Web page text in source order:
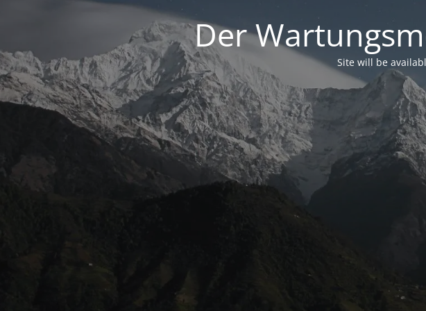
Der
Site will be